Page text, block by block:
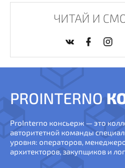
ЧИТАЙ И
PROINTERNO
ProInterno консьерж — это
авторитетной команды
уровня: операторов,
архитекторов, закупщиков и